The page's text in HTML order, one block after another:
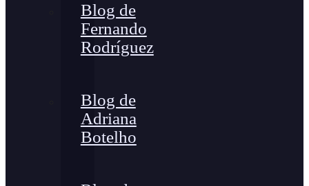
Blog de
Fernando
Rodríguez
Blog de
Adriana
Botelho